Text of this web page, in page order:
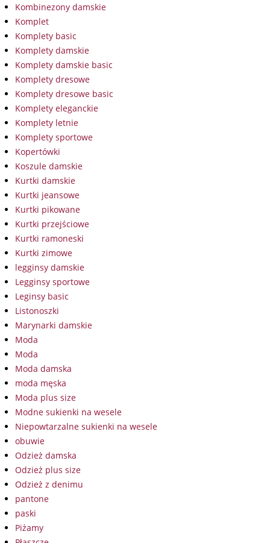
Kombinezony damskie
Komplet
Komplety basic
Komplety damskie
Komplety damskie basic
Komplety dresowe
Komplety dresowe basic
Komplety eleganckie
Komplety letnie
Komplety sportowe
Kopertówki
Koszule damskie
Kurtki damskie
Kurtki jeansowe
Kurtki pikowane
Kurtki przejściowe
Kurtki ramoneski
Kurtki zimowe
legginsy damskie
Legginsy sportowe
Leginsy basic
Listonoszki
Marynarki damskie
Moda
Moda
Moda damska
moda męska
Moda plus size
Modne sukienki na wesele
Niepowtarzalne sukienki na wesele
obuwie
Odzież damska
Odzież plus size
Odzież z denimu
pantone
paski
Piżamy